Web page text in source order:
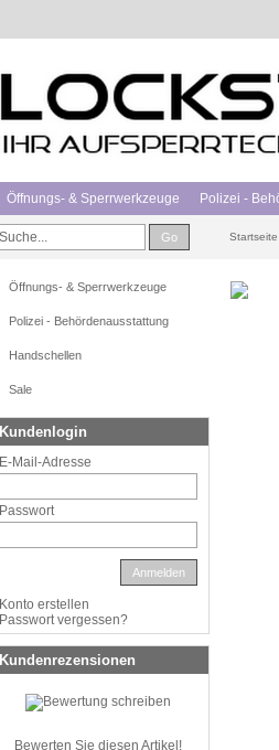
Öffnungs- & Sperrwerkzeuge Polizei -
Go Startseite
Öffnungs- & Sperrwerkzeuge
Polizei - Behördenausstattung
Handschellen
Sale
Kundenlogin
E-Mail-Adresse
Passwort
Anmelden
Konto erstellen
Passwort vergessen?
Kundenrezensionen
Bewerten Sie diesen Artikel!